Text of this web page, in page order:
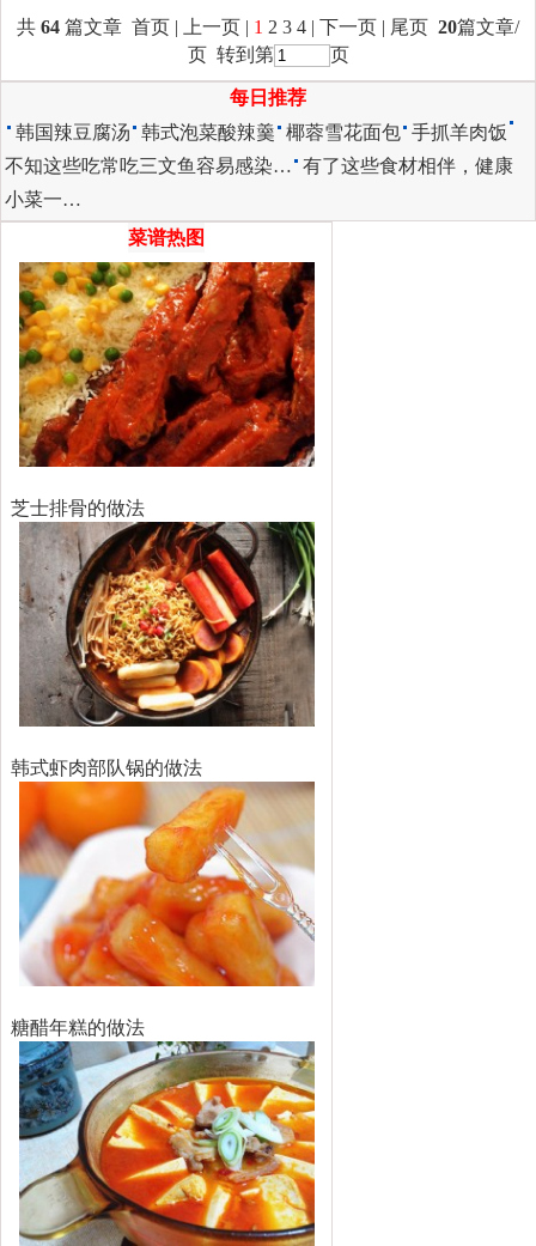
共 64 篇文章 首页 | 上一页 | 1 2 3 4 | 下一页 | 尾页 20篇文章/
页 转到第
页
每日推荐
韩国辣豆腐汤 韩式泡菜酸辣羹 椰蓉雪花面包 手抓羊肉饭
不知这些吃常吃三文鱼容易感染… 有了这些食材相伴，健康
小菜一…
菜谱热图
芝士排骨的做法
韩式虾肉部队锅的做法
糖醋年糕的做法